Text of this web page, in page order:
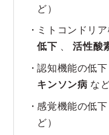
ど）
ミトコンドリ
低下 、活性酸
認知機能の低下
キンソン病 など
感覚機能の低下
ど）